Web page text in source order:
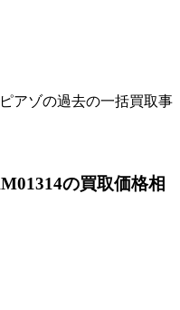
アゾの過去の一括買取事
の買取価格相